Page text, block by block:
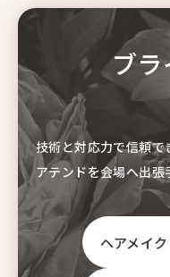
ブラ
技術と対応力で信頼で
アテンドを会場へ出張
ヘアメイク